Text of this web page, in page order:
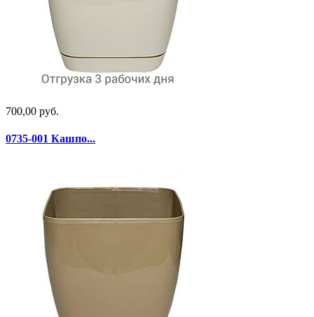
700,00 руб.
0735-001 Кашпо...